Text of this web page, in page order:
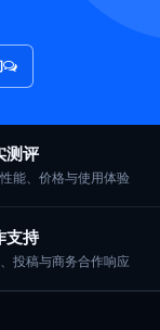
测评
能、价格与使用体验
支持
投稿与商务合作响应